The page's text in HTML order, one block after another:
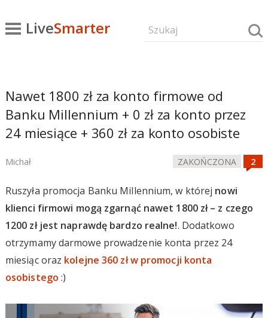
LiveSmarter
Nawet 1800 zł za konto firmowe od
Banku Millennium + 0 zł za konto przez
24 miesiące + 360 zł za konto osobiste
Michał ZAKOŃCZONA
Ruszyła promocja Banku Millennium, w której nowi
klienci firmowi mogą zgarnąć nawet 1800 zł – z czego
1200 zł jest naprawdę bardzo realne!. Dodatkowo
otrzymamy darmowe prowadzenie konta przez 24
miesiąc oraz kolejne 360 zł w promocji konta
osobistego :)